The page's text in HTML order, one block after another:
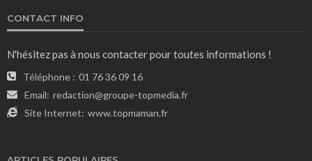
CONTACT INFO
N'hésitez pas à nous contacter pour toutes informations !
Téléphone : 01 76 36 09 16
Email: redaction@groupe-topmedia.fr
Site Internet: www.topmaman.fr